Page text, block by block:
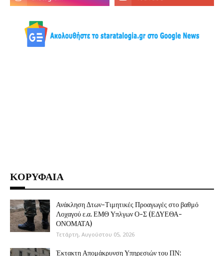
ΚΟΡΥΦΑΙΑ
Ανάκληση Δτων-Τιμητικές Προαγωγές στο βαθμό
Λοχαγού ε.α. ΕΜΘ Υπλγων Ο-Σ (ΕΔΥΕΘΑ-
ΟΝΟΜΑΤΑ)
Τετάρτη, Αυγούστου 05, 2026
Έκτακτη Απομάκρυνση Υπηρεσιών του ΠΝ: